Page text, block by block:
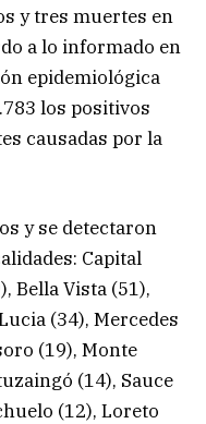
y tres muertes en
a lo informado en
epidemiológica
los positivos
causadas por la
y se detectaron
Capital
Bella Vista (51),
(34), Mercedes
(19), Monte
(14), Sauce
(12), Loreto